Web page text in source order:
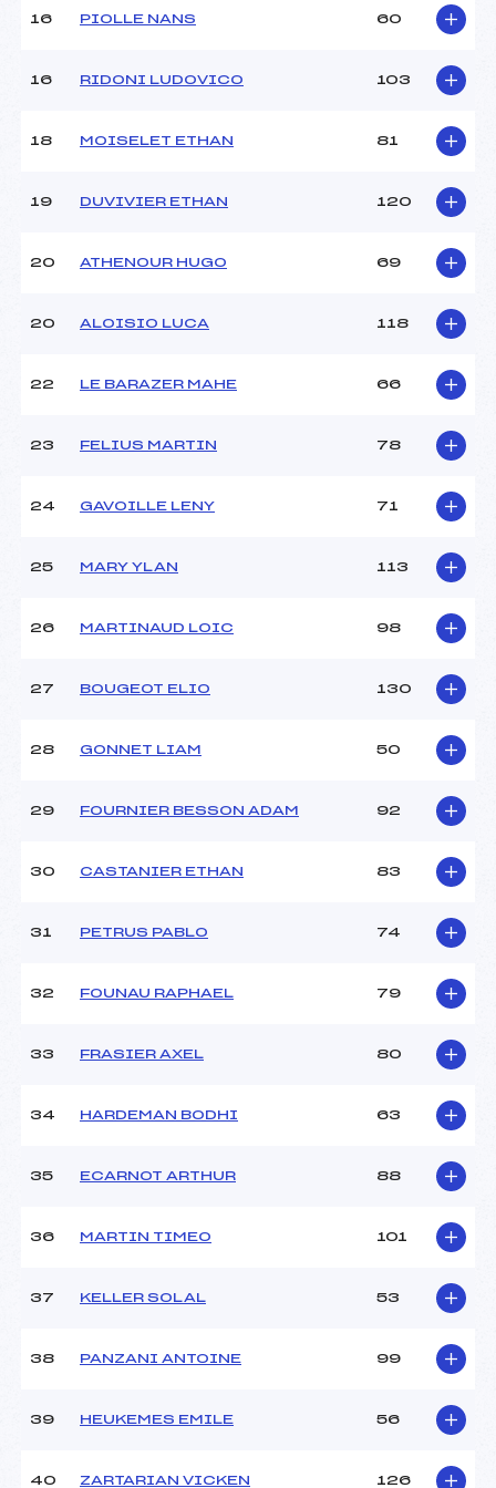
Pénalité appliquée :
89.8700
16 PIOLLE NANS 60
16 RIDONI LUDOVICO 103
18 MOISELET ETHAN 81
19 DUVIVIER ETHAN 120
20 ATHENOUR HUGO 69
20 ALOISIO LUCA 118
22 LE BARAZER MAHE 66
23 FELIUS MARTIN 78
24 GAVOILLE LENY 71
25 MARY YLAN 113
26 MARTINAUD LOIC 98
27 BOUGEOT ELIO 130
28 GONNET LIAM 50
29 FOURNIER BESSON ADAM 92
30 CASTANIER ETHAN 83
31 PETRUS PABLO 74
32 FOUNAU RAPHAEL 79
33 FRASIER AXEL 80
34 HARDEMAN BODHI 63
35 ECARNOT ARTHUR 88
36 MARTIN TIMEO 101
37 KELLER SOLAL 53
38 PANZANI ANTOINE 99
39 HEUKEMES EMILE 56
40 ZARTARIAN VICKEN 126